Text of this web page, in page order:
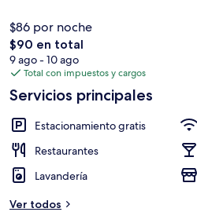
$86 por noche
El
precio
total
de
$90 en total
9 ago - 10 ago
Total con impuestos y cargos
Servicios principales
Estacionamiento gratis
Restaurantes
Lavandería
Ver todos